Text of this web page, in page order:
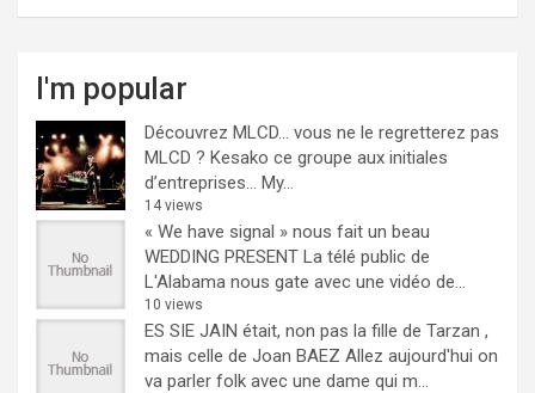
I'm popular
Découvrez MLCD… vous ne le regretterez pas
MLCD ? Kesako ce groupe aux initiales
d’entreprises… My...
14 views
« We have signal » nous fait un beau
WEDDING PRESENT La télé public de
L'Alabama nous gate avec une vidéo de...
10 views
ES SIE JAIN était, non pas la fille de Tarzan ,
mais celle de Joan BAEZ Allez aujourd'hui on
va parler folk avec une dame qui m...